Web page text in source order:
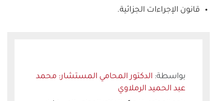
قانون الإجراءات الجزائية.
الدكتور المحامي المستشار: محمد
عبد الحميد الرملاوي